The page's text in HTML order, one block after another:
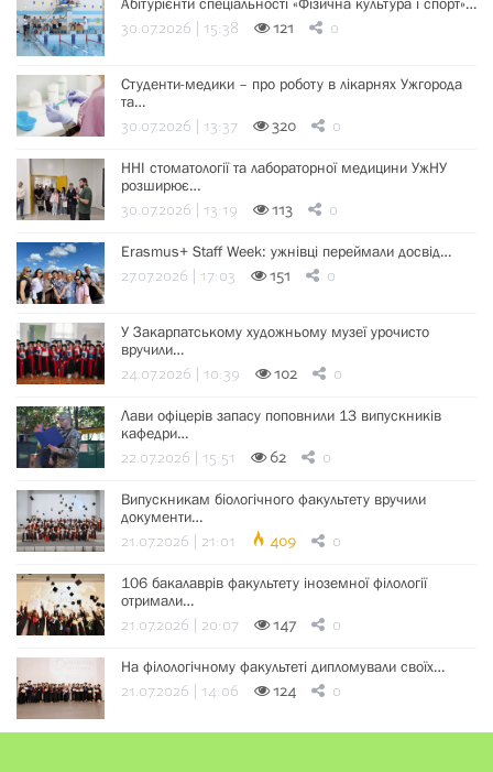
30.07.2026 | 15:38 121 0
Студенти-медики – про роботу в лікарнях Ужгорода
та…
30.07.2026 | 13:37 320 0
ННІ стоматології та лабораторної медицини УжНУ
розширює…
30.07.2026 | 13:19 113 0
Erasmus+ Staff Week: ужнівці переймали досвід…
27.07.2026 | 17:03 151 0
У Закарпатському художньому музеї урочисто
вручили…
24.07.2026 | 10:39 102 0
Лави офіцерів запасу поповнили 13 випускників
кафедри…
22.07.2026 | 15:51 62 0
Випускникам біологічного факультету вручили
документи…
21.07.2026 | 21:01 409 0
106 бакалаврів факультету іноземної філології
отримали…
21.07.2026 | 20:07 147 0
На філологічному факультеті дипломували своїх…
21.07.2026 | 14:06 124 0